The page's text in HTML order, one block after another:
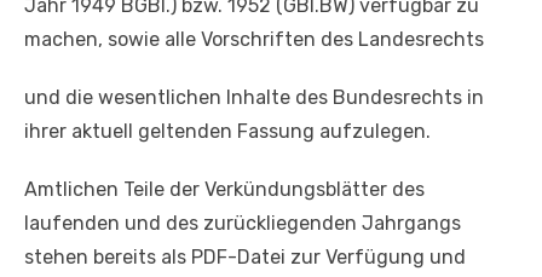
Jahr 1949 BGBl.) bzw. 1952 (GBl.BW) verfügbar zu
machen, sowie alle Vorschriften des Landesrechts
und die wesentlichen Inhalte des Bundesrechts in
ihrer aktuell geltenden Fassung aufzulegen.
Amtlichen Teile der Verkündungsblätter des
laufenden und des zurückliegenden Jahrgangs
stehen bereits als PDF-Datei zur Verfügung und